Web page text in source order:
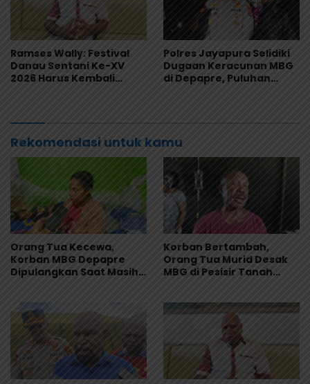
Ramses Wally: Festival
Danau Sentani Ke-XV
2026 Harus Kembali
Polres Jayapura Selidiki
Dugaan Keracunan MBG
di Depapre, Puluhan
Rekomendasi untuk kamu
Orang Tua Kecewa,
Korban MBG Depapre
Dipulangkan Saat Masih
Korban Bertambah,
Orang Tua Murid Desak
MBG di Pesisir Tanah